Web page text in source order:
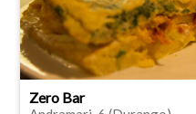
Zero Bar